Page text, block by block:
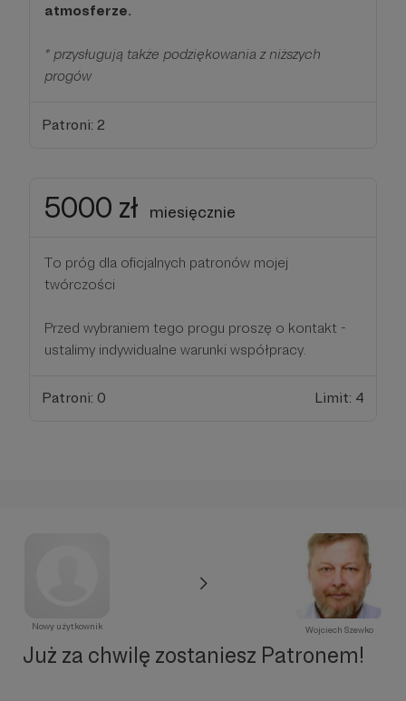
atmosferze.
* przysługują także podziękowania z niższych
progów
Patroni: 2
5000 zł miesięcznie
To próg dla oficjalnych patronów mojej
twórczości
Przed wybraniem tego progu proszę o kontakt -
ustalimy indywidualne warunki współpracy.
Patroni: 0 Limit: 4
Nowy użytkownik Wojciech Szewko
Już za chwilę zostaniesz Patronem!